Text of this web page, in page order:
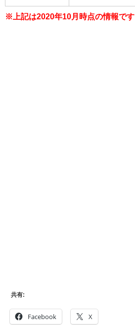
※上記は2020年10月時点の情報です
共有:
Facebook X